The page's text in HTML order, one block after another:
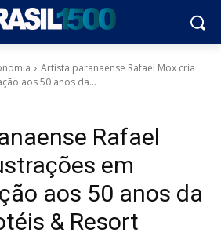
Artista paranaense Rafael Mox cria
aos 50 anos da...
Rafael
em
aos 50 anos da
& Resort